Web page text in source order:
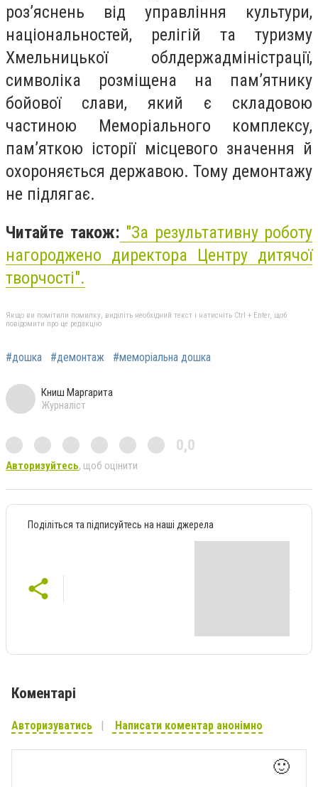
роз’яснень від управління культури,
національностей, релігій та туризму
Хмельницької облдержадміністрації,
символіка розміщена на пам’ятнику
бойової слави, який є складовою
частиною Меморіального комплексу,
пам’яткою історії місцевого значення й
охороняється державою. Тому демонтажу
не підлягає.
Читайте також: "За результативну роботу
нагороджено директора Центру дитячої
творчості".
Якщо ви помітили помилку, виділіть необхідний текст і натисніть Ctrl + Enter, щоб
повідомити про це редакцію
#дошка #демонтаж #меморіальна дошка
Книш Маргарита
Журналіст
0,0
Авторизуйтесь, щоб оцінити
Поділіться та підписуйтесь на наші джерела
Коментарі
Авторизуватись Написати коментар анонімно
🙂